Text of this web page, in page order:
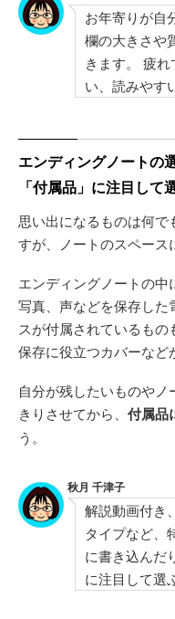
お年寄りが自
欄の大きさや
きます。 疲
い、読みやす
エンディングノートの
「付属品」に注目して
思い出になるものは何で
すが、ノートのスペース
エンディングノートの
写真、声などを保存し
スが付属されているも
保存に役立つカバーなど
自分が残したいものや
きりさせてから、 付属品
う。
秋月 千津子
解説動画付き
タイプなど、
に書き込んだ
に注目して選